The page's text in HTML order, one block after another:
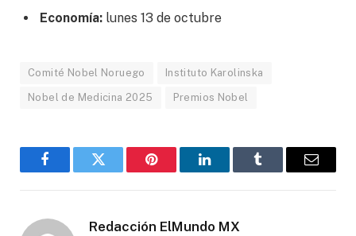
Economía: lunes 13 de octubre
Comité Nobel Noruego Instituto Karolinska
Nobel de Medicina 2025 Premios Nobel
FacebookGorjeo Pinterest LinkedInTumblr
Correo
Redacción ElMundo MX